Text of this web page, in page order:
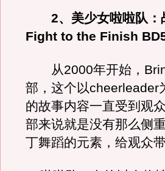
2、美少女啦啦队
Fight to the Finish
从2000年开始，
部，这个以cheerleader
的故事内容一直受到观
部来说就是没有那么侧
丁舞蹈的元素，给观众